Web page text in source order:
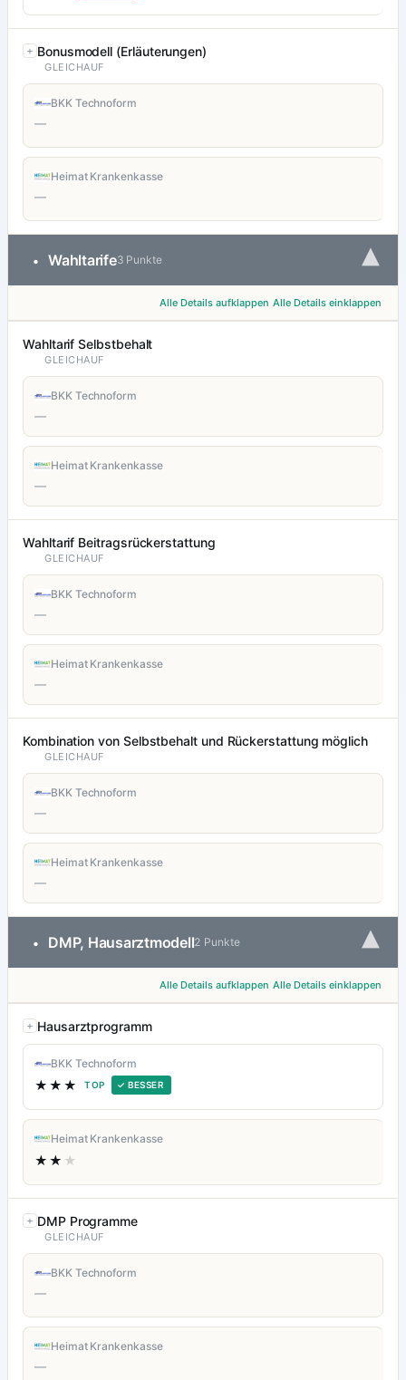
Bonusmodell (Erläuterungen)
GLEICHAUF
BKK Technoform
—
Heimat Krankenkasse
—
• Wahltarife3 Punkte ▾
Alle Details aufklappen Alle Details einklappen
Wahltarif Selbstbehalt
GLEICHAUF
BKK Technoform
—
Heimat Krankenkasse
—
Wahltarif Beitragsrückerstattung
GLEICHAUF
BKK Technoform
—
Heimat Krankenkasse
—
Kombination von Selbstbehalt und Rückerstattung möglich
GLEICHAUF
BKK Technoform
—
Heimat Krankenkasse
—
• DMP, Hausarztmodell2 Punkte ▾
Alle Details aufklappen Alle Details einklappen
Hausarztprogramm
BKK Technoform
★★★ TOP ✓ BESSER
Heimat Krankenkasse
★★ ★
DMP Programme
GLEICHAUF
BKK Technoform
—
Heimat Krankenkasse
—